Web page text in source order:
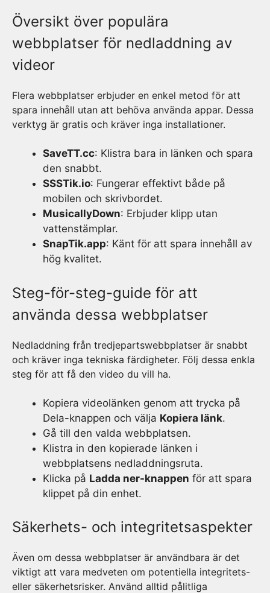
Översikt över populära
webbplatser för nedladdning av
videor
Flera webbplatser erbjuder en enkel metod för att
spara innehåll utan att behöva använda appar. Dessa
verktyg är gratis och kräver inga installationer.
SaveTT.cc: Klistra bara in länken och spara
den snabbt.
SSSTik.io: Fungerar effektivt både på
mobilen och skrivbordet.
MusicallyDown: Erbjuder klipp utan
vattenstämplar.
SnapTik.app: Känt för att spara innehåll av
hög kvalitet.
Steg-för-steg-guide för att
använda dessa webbplatser
Nedladdning från tredjepartswebbplatser är snabbt
och kräver inga tekniska färdigheter. Följ dessa enkla
steg för att få den video du vill ha.
Kopiera videolänken genom att trycka på
Dela-knappen och välja Kopiera länk.
Gå till den valda webbplatsen.
Klistra in den kopierade länken i
webbplatsens nedladdningsruta.
Klicka på Ladda ner-knappen för att spara
klippet på din enhet.
Säkerhets- och integritetsaspekter
Även om dessa webbplatser är användbara är det
viktigt att vara medveten om potentiella integritets-
eller säkerhetsrisker. Använd alltid pålitliga